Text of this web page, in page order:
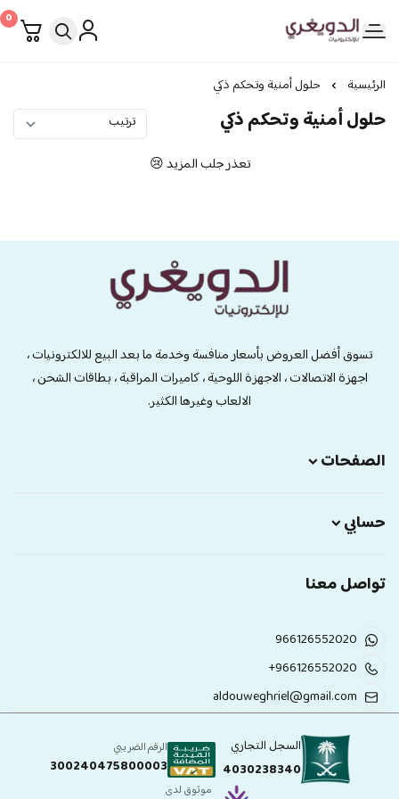
الدويغري • للإلكترونيات
0
الرئيسية حلول أمنية وتحكم ذكي
حلول أمنية وتحكم ذكي
تعذر جلب المزيد 😢
تسوق أفضل العروض بأسعار منافسة وخدمة ما بعد البيع للالكترونيات ،
اجهزة الاتصالات ، الاجهزة اللوحية ، كاميرات المراقبة ، بطاقات الشحن ،
الالعاب وغيرها الكثير.
الصفحات
حسابي
تواصل معنا
966126552020
+966126552020
aldouweghriel@gmail.com
السجل التجاري
4030238340
الرقم الضريبي
300240475800003
موثوق لدى